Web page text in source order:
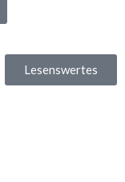
Lesenswertes